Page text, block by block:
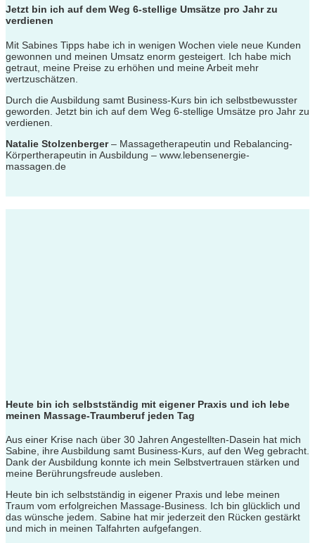
Jetzt bin ich auf dem Weg 6-stellige Umsätze pro Jahr zu
verdienen
Mit Sabines Tipps habe ich in wenigen Wochen viele neue Kunden
gewonnen und meinen Umsatz enorm gesteigert. Ich habe mich
getraut, meine Preise zu erhöhen und meine Arbeit mehr
wertzuschätzen.
Durch die Ausbildung samt Business-Kurs bin ich selbstbewusster
geworden. Jetzt bin ich auf dem Weg 6-stellige Umsätze pro Jahr zu
verdienen.
Natalie Stolzenberger– Massagetherapeutin und Rebalancing-
Körpertherapeutin in Ausbildung – www.lebensenergie-
massagen.de
Heute bin ich selbstständig mit eigener Praxis und ich lebe
meinen Massage-Traumberuf jeden Tag
Aus einer Krise nach über 30 Jahren Angestellten-Dasein hat mich
Sabine, ihre Ausbildung samt Business-Kurs, auf den Weg gebracht.
Dank der Ausbildung konnte ich mein Selbstvertrauen stärken und
meine Berührungsfreude ausleben.
Heute bin ich selbstständig in eigener Praxis und lebe meinen
Traum vom erfolgreichen Massage-Business. Ich bin glücklich und
das wünsche jedem. Sabine hat mir jederzeit den Rücken gestärkt
und mich in meinen Talfahrten aufgefangen.